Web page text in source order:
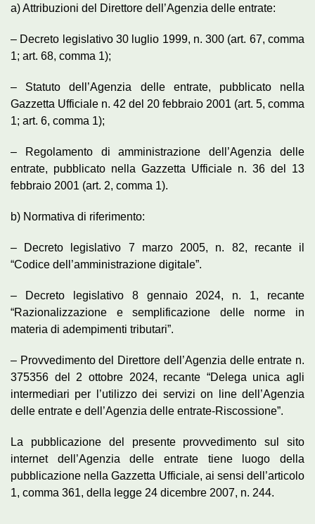
a) Attribuzioni del Direttore dell’Agenzia delle entrate:
– Decreto legislativo 30 luglio 1999, n. 300 (art. 67, comma
1; art. 68, comma 1);
– Statuto dell’Agenzia delle entrate, pubblicato nella
Gazzetta Ufficiale n. 42 del 20 febbraio 2001 (art. 5, comma
1; art. 6, comma 1);
– Regolamento di amministrazione dell’Agenzia delle
entrate, pubblicato nella Gazzetta Ufficiale n. 36 del 13
febbraio 2001 (art. 2, comma 1).
b) Normativa di riferimento:
– Decreto legislativo 7 marzo 2005, n. 82, recante il
“Codice dell’amministrazione digitale”.
– Decreto legislativo 8 gennaio 2024, n. 1, recante
“Razionalizzazione e semplificazione delle norme in
materia di adempimenti tributari”.
– Provvedimento del Direttore dell’Agenzia delle entrate n.
375356 del 2 ottobre 2024, recante “Delega unica agli
intermediari per l’utilizzo dei servizi on line dell’Agenzia
delle entrate e dell’Agenzia delle entrate-Riscossione”.
La pubblicazione del presente provvedimento sul sito
internet dell’Agenzia delle entrate tiene luogo della
pubblicazione nella Gazzetta Ufficiale, ai sensi dell’articolo
1, comma 361, della legge 24 dicembre 2007, n. 244.